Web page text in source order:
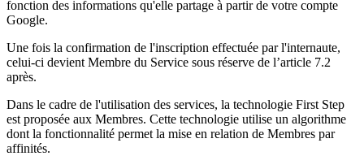
fonction des informations qu'elle partage à partir de votre compte
Google.
Une fois la confirmation de l'inscription effectuée par l'internaute,
celui-ci devient Membre du Service sous réserve de l’article 7.2
après.
Dans le cadre de l'utilisation des services, la technologie First Step
est proposée aux Membres. Cette technologie utilise un algorithme
dont la fonctionnalité permet la mise en relation de Membres par
affinités.